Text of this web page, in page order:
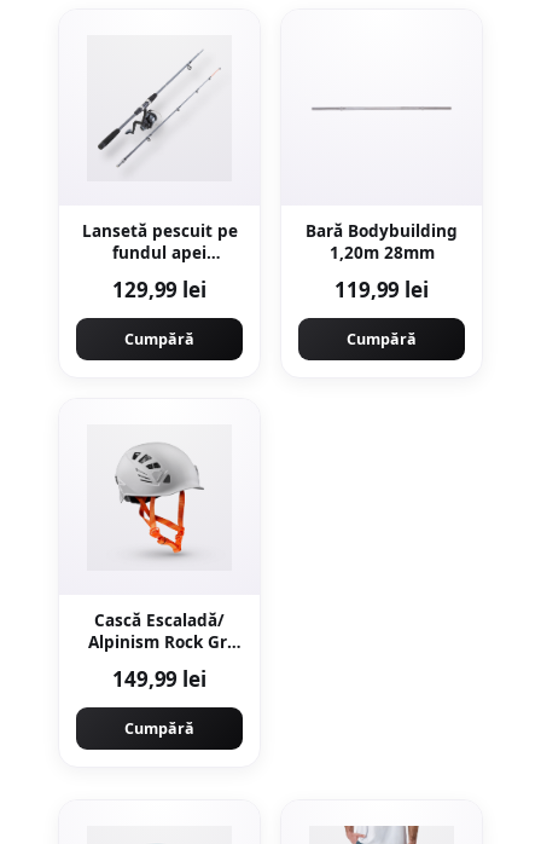
Lansetă pescuit pe
fundul apei
2.20
129,99 lei
Cumpără
Bară Bodybuilding
1,20m 28mm
119,99 lei
Cumpără
Cască Escaladă/
Alpinism Rock Gri
149,99 lei
Cumpără